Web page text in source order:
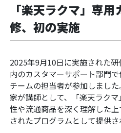
「楽天ラクマ」専
修、初の実施
2025年9月10日に実施された研
内のカスタマーサポート部門
チームの担当者が参加しまし
家が講師として、「楽天ラク
性や流通商品を深く理解した
されたプログラムとして提供さ